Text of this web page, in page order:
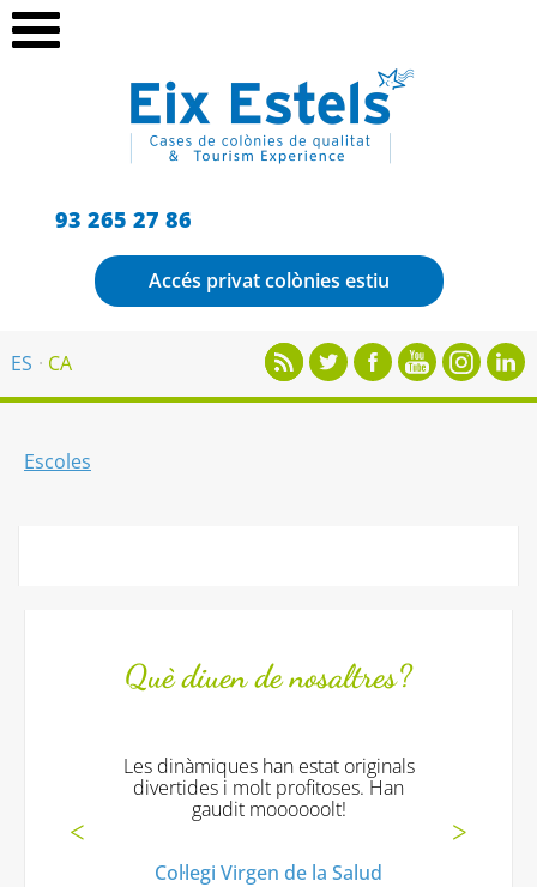
93 265 27 86
Accés privat colònies estiu
ES CA
Escoles
Què diuen de nosaltres?
Les dinàmiques han estat originals
divertides i molt profitoses. Han
gaudit moooooolt!
Col·legi Virgen de la Salud